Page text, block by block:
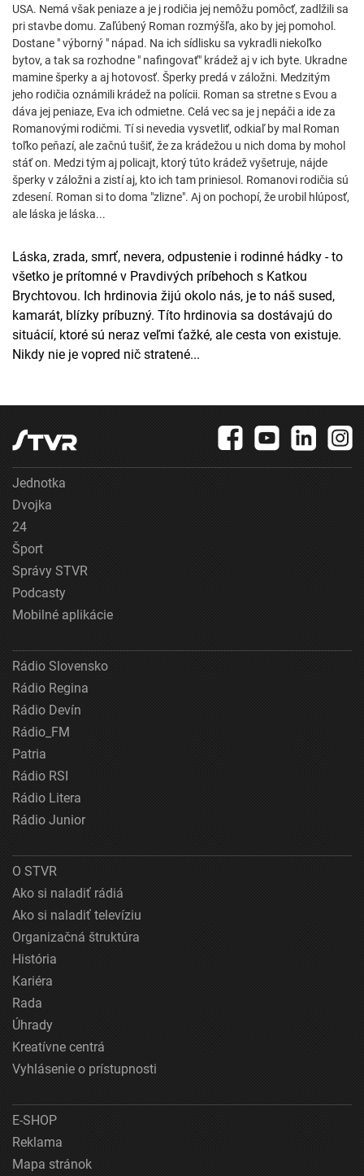
USA. Nemá však peniaze a je j rodičia jej nemôžu pomôcť, zadlžili sa
pri stavbe domu. Zaľúbený Roman rozmýšľa, ako by jej pomohol.
Dostane " výborný " nápad. Na ich sídlisku sa vykradli niekoľko
bytov, a tak sa rozhodne " nafingovať" krádež aj v ich byte. Ukradne
mamine šperky a aj hotovosť. Šperky predá v záložni. Medzitým
jeho rodičia oznámili krádež na polícii. Roman sa stretne s Evou a
dáva jej peniaze, Eva ich odmietne. Celá vec sa je j nepáči a ide za
Romanovými rodičmi. Tí si nevedia vysvetliť, odkiaľ by mal Roman
toľko peňazí, ale začnú tušiť, že za krádežou u nich doma by mohol
stáť on. Medzi tým aj policajt, ktorý túto krádež vyšetruje, nájde
šperky v záložni a zistí aj, kto ich tam priniesol. Romanovi rodičia sú
zdesení. Roman si to doma "zlizne". Aj on pochopí, že urobil hlúposť,
ale láska je láska...
Láska, zrada, smrť, nevera, odpustenie i rodinné hádky - to
všetko je prítomné v Pravdivých príbehoch s Katkou
Brychtovou. Ich hrdinovia žijú okolo nás, je to náš sused,
kamarát, blízky príbuzný. Títo hrdinovia sa dostávajú do
situácií, ktoré sú neraz veľmi ťažké, ale cesta von existuje.
Nikdy nie je vopred nič stratené...
Jednotka
Dvojka
24
Šport
Správy STVR
Podcasty
Mobilné aplikácie
Rádio Slovensko
Rádio Regina
Rádio Devín
Rádio_FM
Patria
Rádio RSI
Rádio Litera
Rádio Junior
O STVR
Ako si naladiť rádiá
Ako si naladiť televíziu
Organizačná štruktúra
História
Kariéra
Rada
Úhrady
Kreatívne centrá
Vyhlásenie o prístupnosti
E-SHOP
Reklama
Mapa stránok